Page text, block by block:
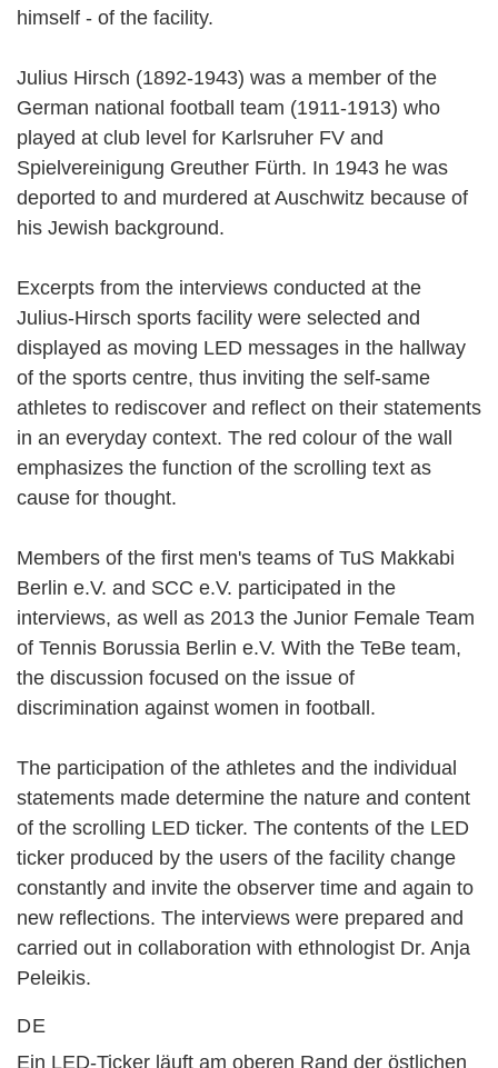
himself - of the facility.
Julius Hirsch (1892-1943) was a member of the
German national football team (1911-1913) who
played at club level for Karlsruher FV and
Spielvereinigung Greuther Fürth. In 1943 he was
deported to and murdered at Auschwitz because of
his Jewish background.
Excerpts from the interviews conducted at the
Julius-Hirsch sports facility were selected and
displayed as moving LED messages in the hallway
of the sports centre, thus inviting the self-same
athletes to rediscover and reflect on their statements
in an everyday context. The red colour of the wall
emphasizes the function of the scrolling text as
cause for thought.
Members of the first men's teams of TuS Makkabi
Berlin e.V. and SCC e.V. participated in the
interviews, as well as 2013 the Junior Female Team
of Tennis Borussia Berlin e.V. With the TeBe team,
the discussion focused on the issue of
discrimination against women in football.
The participation of the athletes and the individual
statements made determine the nature and content
of the scrolling LED ticker. The contents of the LED
ticker produced by the users of the facility change
constantly and invite the observer time and again to
new reflections. The interviews were prepared and
carried out in collaboration with ethnologist Dr. Anja
Peleikis.
DE
Ein LED-Ticker läuft am oberen Rand der östlichen